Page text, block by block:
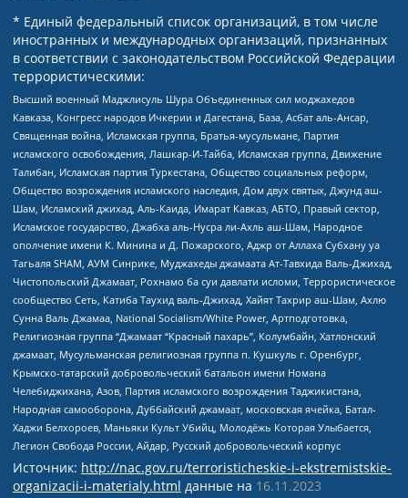
* Единый федеральный список организаций, в том числе
иностранных и международных организаций, признанных
в соответствии с законодательством Российской Федерации
террористическими:
Высший военный Маджлисуль Шура Объединенных сил моджахедов
Кавказа, Конгресс народов Ичкерии и Дагестана, База, Асбат аль-Ансар,
Священная война, Исламская группа, Братья-мусульмане, Партия
исламского освобождения, Лашкар-И-Тайба, Исламская группа, Движение
Талибан, Исламская партия Туркестана, Общество социальных реформ,
Общество возрождения исламского наследия, Дом двух святых, Джунд аш-
Шам, Исламский джихад, Аль-Каида, Имарат Кавказ, АБТО, Правый сектор,
Исламское государство, Джабха аль-Нусра ли-Ахль аш-Шам, Народное
ополчение имени К. Минина и Д. Пожарского, Аджр от Аллаха Субхану уа
Тагьаля SHAM, АУМ Синрике, Муджахеды джамаата Ат-Тавхида Валь-Джихад,
Чистопольский Джамаат, Рохнамо ба суи давлати исломи, Террористическое
сообщество Сеть, Катиба Таухид валь-Джихад, Хайят Тахрир аш-Шам, Ахлю
Сунна Валь Джамаа, National Socialism/White Power, Артподготовка,
Религиозная группа “Джамаат “Красный пахарь”, Колумбайн, Хатлонский
джамаат, Мусульманская религиозная группа п. Кушкуль г. Оренбург,
Крымско-татарский добровольческий батальон имени Номана
Челебиджихана, Азов, Партия исламского возрождения Таджикистана,
Народная самооборона, Дуббайский джамаат, московская ячейка, Батал-
Хаджи Белхороев, Маньяки Культ Убийц, Молодёжь Которая Улыбается,
Легион Свобода России, Айдар, Русский добровольческий корпус
Источник: http://nac.gov.ru/terroristicheskie-i-ekstremistskie-
organizacii-i-materialy.html данные на 16.11.2023